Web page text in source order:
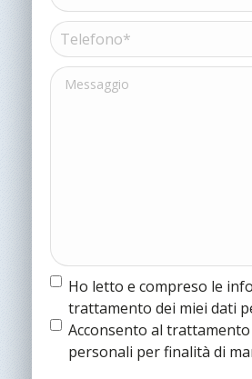
Telefono*
(Obbligatorio)
Messaggio
Termine
condizioni(Obbligatorio)
Ho letto e compreso le
trattamento dei miei dati
Termine
condizioni
Acconsento al
personali per finalità di